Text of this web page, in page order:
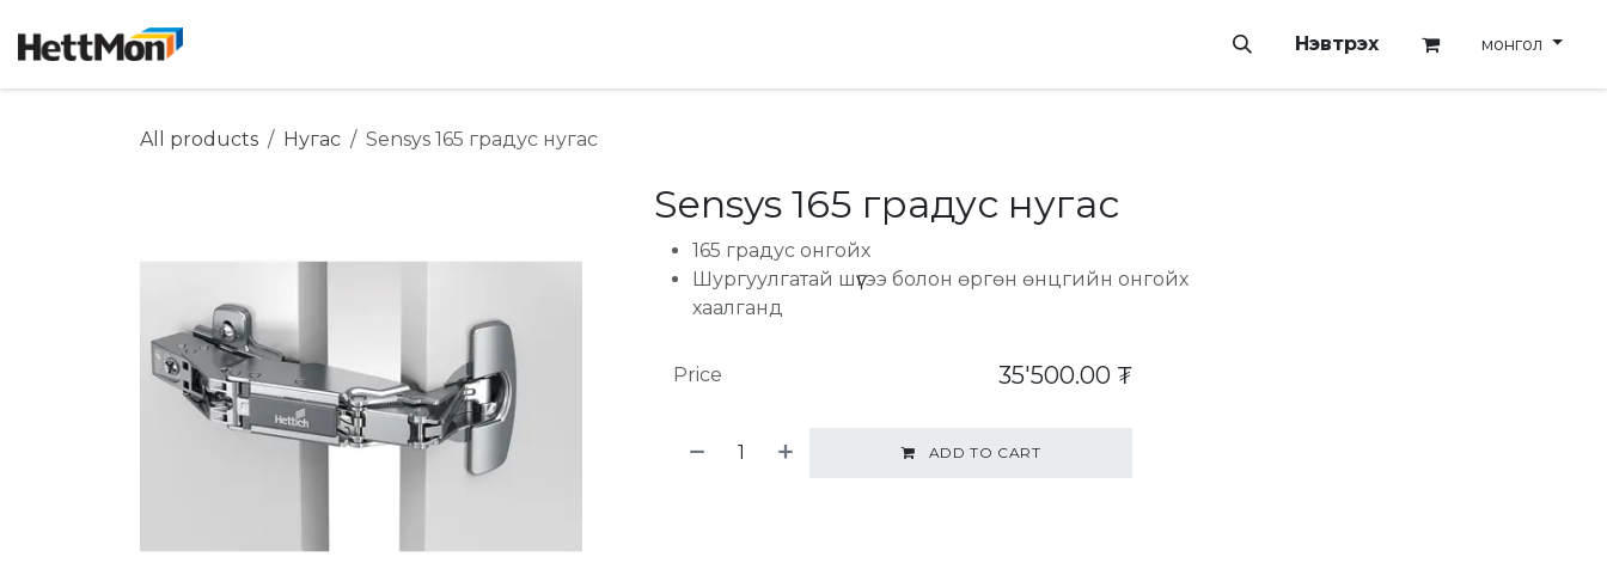
Нэвтрэх монгол
All products Нугас Sensys 165 градус нугас
Sensys 165 градус нугас
165 градус онгойх
Шургуулгатай шүүгээ болон өргөн өнцгийн онгойх
хаалганд
ADD TO CART
Price 35'500.00 ₮